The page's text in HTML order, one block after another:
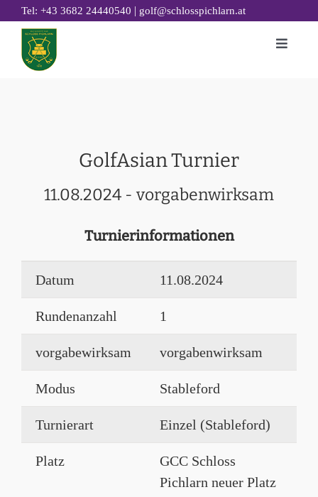
Zum
Inhalt
springen
Tel: +43 3682 24440540 | golf@schlosspichlarn.at
Toggle
GOLF ACADEMY
RESTAURANT 19
NACHHALTIGKEIT
GolfAsian Turnier
11.08.2024 - vorgabenwirksam
Turnierinformationen
Datum 11.08.2024
Rundenanzahl 1
vorgabewirksam vorgabenwirksam
Modus Stableford
Turnierart Einzel (Stableford)
Platz
GCC Schloss
Pichlarn neuer Platz